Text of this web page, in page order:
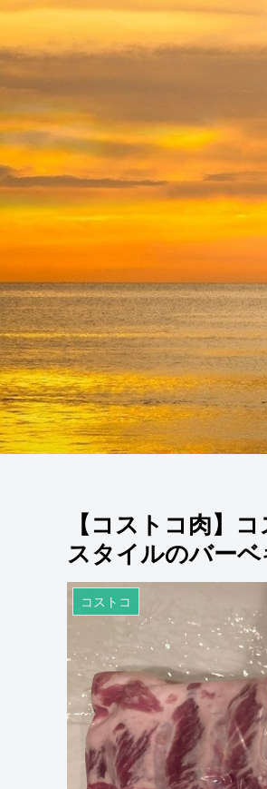
【コストコ肉】
スタイルのバー
コストコ